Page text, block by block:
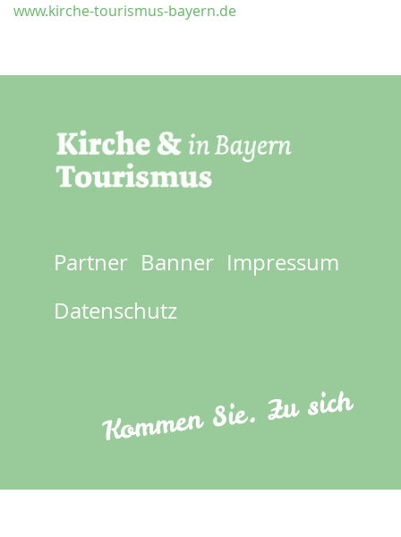
www.kirche-tourismus-bayern.de
Footer
menu
Partner Banner Impressum
Datenschutz
Kommen Sie. Zu sich